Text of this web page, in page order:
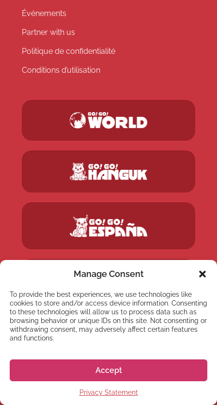
Manage Consent
To provide the best experiences, we use technologies like
cookies to store and/or access device information. Consenting
to these technologies will allow us to process data such as
browsing behavior or unique IDs on this site. Not consenting or
withdrawing consent, may adversely affect certain features
and functions.
Accept
Privacy Statement
Événements
Partner with us
Politique de confidentialité
Conditions d’utilisation